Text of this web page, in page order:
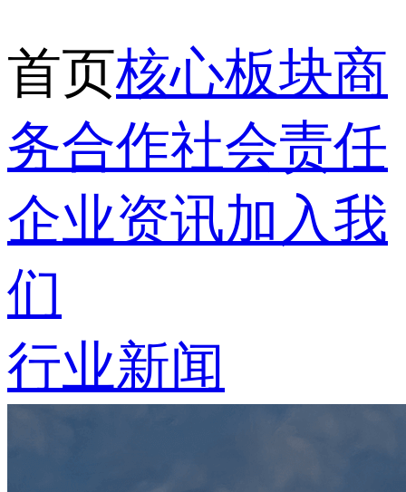
首页核心板块商
务合作社会责任
企业资讯加入我
们
行业新闻